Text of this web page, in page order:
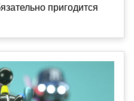
пригодится